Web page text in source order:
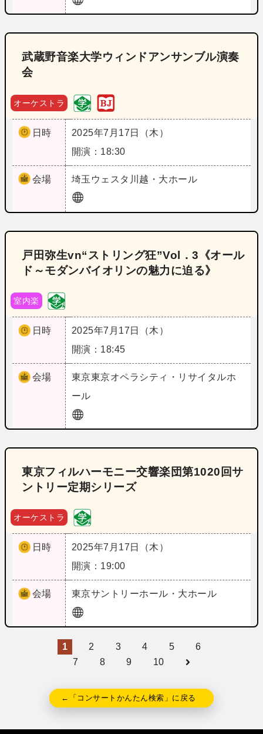
武蔵野音楽大学ウィンドアンサンブル演奏
会
オーケストラ
日時
2025年7月17日（木）
開演：18:30
会場 埼玉 ウェスタ川越・大ホール
戸田弥生vn“ストリング狂”Vol．3《オール
ド～モダンバイオリンの魅力に迫る》
室内楽
日時
2025年7月17日（木）
開演：18:45
会場 東京東京オペラシティ・リサイタルホ
ール
東京フィルハーモニー交響楽団第1020回サ
ントリー定期シリーズ
オーケストラ
日時
2025年7月17日（木）
開演：19:00
会場 東京サントリーホール・大ホール
1 2 3 4 5
6
7
8 9 10
←「コンサートかんたん検索」に戻る